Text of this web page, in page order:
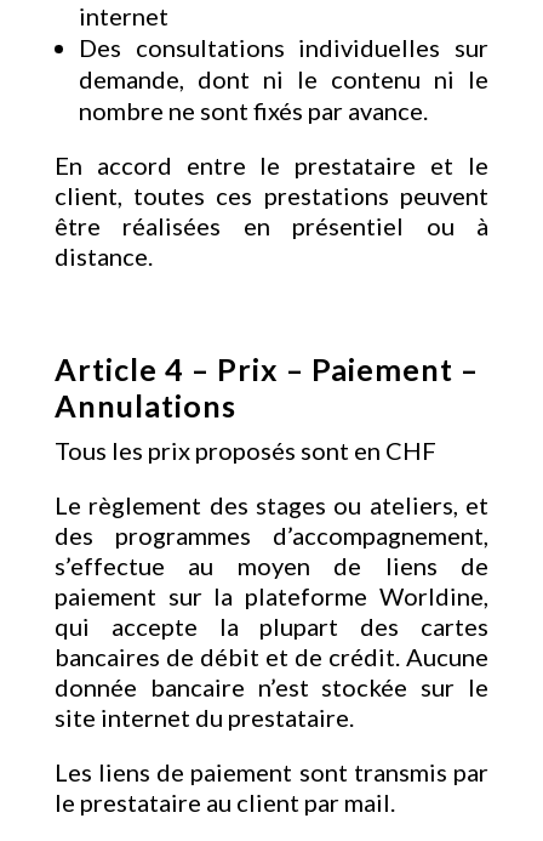
internet
Des consultations individuelles sur
demande, dont ni le contenu ni le
nombre ne sont fixés par avance.
En accord entre le prestataire et le
client, toutes ces prestations peuvent
être réalisées en présentiel ou à
distance.
Article 4 – Prix – Paiement –
Annulations
Tous les prix proposés sont en CHF
Le règlement des stages ou ateliers, et
des programmes d’accompagnement,
s’effectue au moyen de liens de
paiement sur la plateforme Worldine,
qui accepte la plupart des cartes
bancaires de débit et de crédit. Aucune
donnée bancaire n’est stockée sur le
site internet du prestataire.
Les liens de paiement sont transmis par
le prestataire au client par mail.